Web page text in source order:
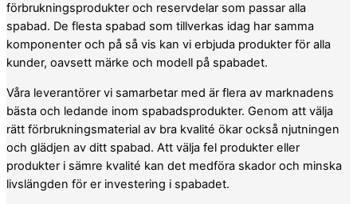
förbrukningsprodukter och reservdelar som passar alla
spabad. De flesta spabad som tillverkas idag har samma
komponenter och på så vis kan vi erbjuda produkter för alla
kunder, oavsett märke och modell på spabadet.
Våra leverantörer vi samarbetar med är flera av marknadens
bästa och ledande inom spabadsprodukter. Genom att välja
rätt förbrukningsmaterial av bra kvalité ökar också njutningen
och glädjen av ditt spabad. Att välja fel produkter eller
produkter i sämre kvalité kan det medföra skador och minska
livslängden för er investering i spabadet.